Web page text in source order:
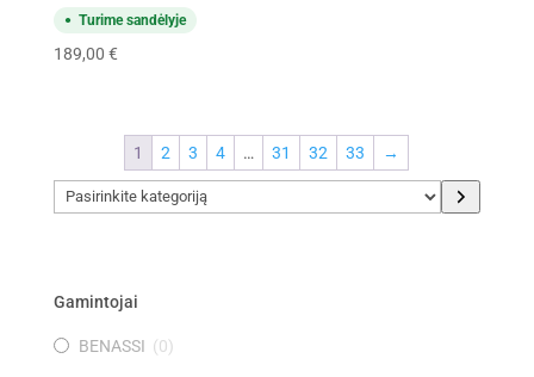
Turime sandėlyje
189,00 €
1 2 3 4 … 31 32 33 →
Pasirinkite
kategoriją
Gamintojai
BENASSI (0)